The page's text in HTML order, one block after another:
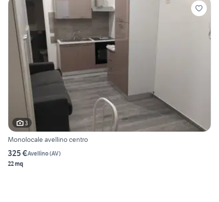
3
Monolocale avellino centro
325 €Avellino(AV)
22 mq